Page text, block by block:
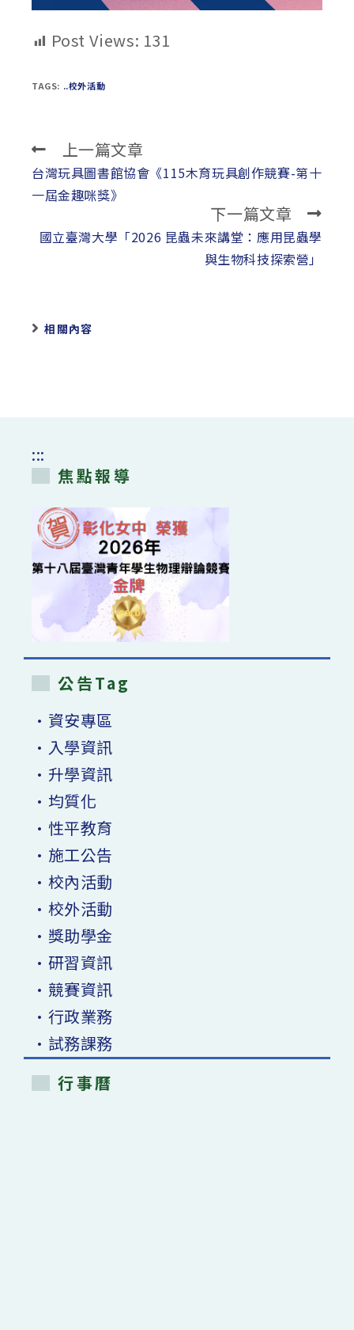
Post Views: 131
TAGS: ..校外活動
Read
more
articles
上一篇文章
台灣玩具圖書館協會《115木育玩具創作競賽-第十
一屆金趣咪獎》
下一篇文章
國立臺灣大學「2026 昆蟲未來講堂：應用昆蟲學
與生物科技探索營」
相關內容
:::
焦點報導
公告Tag
•資安專區
•入學資訊
•升學資訊
•均質化
•性平教育
•施工公告
•校內活動
•校外活動
•獎助學金
•研習資訊
•競賽資訊
•行政業務
•試務課務
行事曆